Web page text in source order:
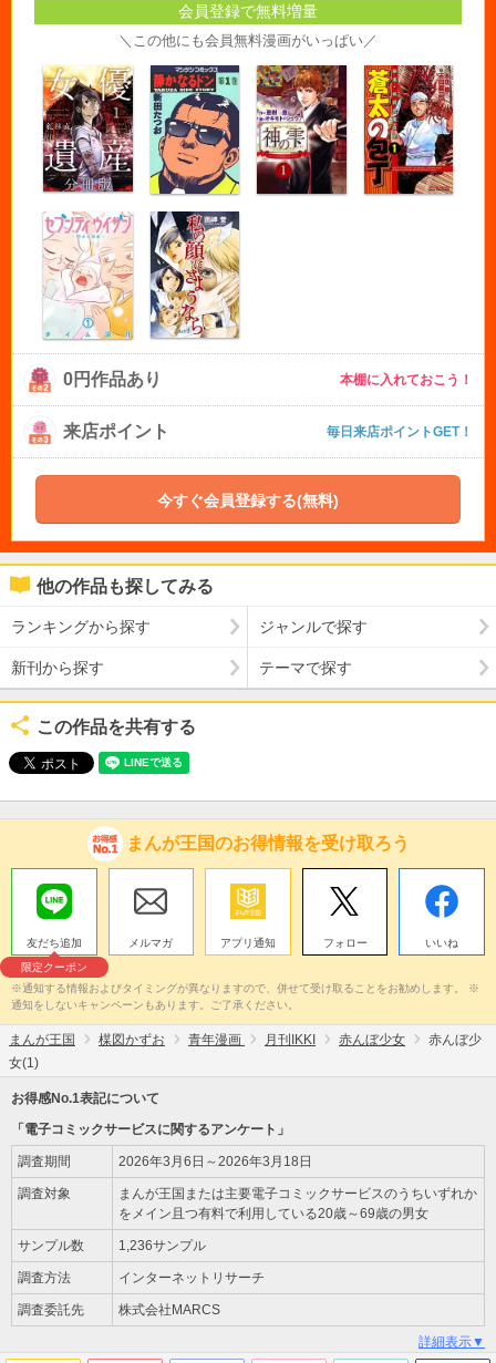
会員登録で無料増量
＼この他にも会員無料漫画がいっぱい／
0円作品あり 本棚に入れておこう！
来店ポイント 毎日来店ポイントGET！
今すぐ会員登録する(無料)
他の作品も探してみる
ランキングから探す ジャンルで探す
新刊から探す テーマで探す
この作品を共有する
まんが王国のお得情報を受け取ろう
友だち追加
限定クーポン
メルマガ アプリ通知 フォロー いいね
※通知する情報およびタイミングが異なりますので、併せて受け取ることをお勧めします。 ※
通知をしないキャンペーンもあります。ご了承ください。
まんが王国 楳図かずお 青年漫画 月刊IKKI 赤んぼ少女
赤んぼ少
女(1)
お得感No.1表記について
「電子コミックサービスに関するアンケート」
調査期間 2026年3月6日～2026年3月18日
調査対象
まんが王国または主要電子コミックサービスのうちいずれか
をメイン且つ有料で利用している20歳～69歳の男女
サンプル数 1,236サンプル
調査方法 インターネットリサーチ
調査委託先 株式会社MARCS
詳細表示▼